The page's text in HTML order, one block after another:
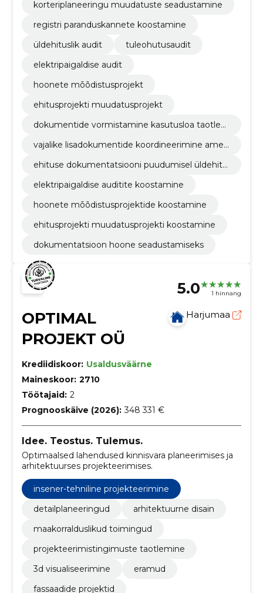
korteriplaneeringu muudatuste seadustamine
registri paranduskannete koostamine
üldehituslik audit
tuleohutusaudit
elektripaigaldise audit
hoonete mõõdistusprojekt
ehitusprojekti muudatusprojekt
dokumentide vormistamine kasutusloa taotlem
vajalike lisadokumentide koordineerimine amet
ehituse dokumentatsiooni puudumisel üldehitu
elektripaigaldise auditite koostamine
hoonete mõõdistusprojektide koostamine
ehitusprojekti muudatusprojekti koostamine
dokumentatsioon hoone seadustamiseks
5.0 1 hinnang
OPTIMAL
PROJEKT OÜ
Harjumaa
Krediidiskoor: Usaldusväärne
Maineskoor: 2710
Töötajaid: 2
Prognooskäive (2026): 348 331 €
Idee. Teostus. Tulemus.
Optimaalsed lahendused kinnisvara planeerimises ja
arhitektuurses projekteerimises.
insener-tehniline projekteerimine
detailplaneeringud
arhitektuurne disain
maakorralduslikud toimingud
projekteerimistingimuste taotlemine
3d visualiseerimine
eramud
fassaadide projektid